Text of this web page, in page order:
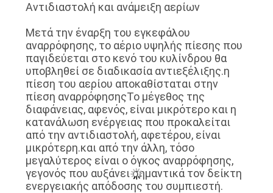
Αντιδιαστολή και ανάμειξη αερίων
Μετά την έναρξη του εγκεφάλου
αναρρόφησης, το αέριο υψηλής πίεσης που
παγιδεύεται στο κενό του κυλίνδρου θα
υποβληθεί σε διαδικασία αντιεξέλιξης.η
πίεση του αερίου αποκαθίσταται στην
πίεση αναρρόφησηςΤο μέγεθος της
διαφάνειας, αφενός, είναι μικρότερο και η
κατανάλωση ενέργειας που προκαλείται
από την αντιδιαστολή, αφετέρου, είναι
μικρότερη.και από την άλλη, τόσο
μεγαλύτερος είναι ο όγκος αναρρόφησης,
γεγονός που αυξάνει σημαντικά τον δείκτη
ενεργειακής απόδοσης του συμπιεστή.